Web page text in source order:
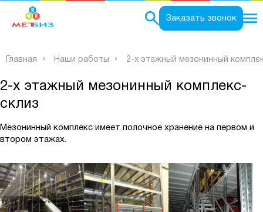
Заказать звонок
Главная Наши работы 2-х этажный мезонинный
2-х этажный мезонинный комплекс-
склиз
Мезонинный комплекс имеет полочное хранение на первом и
втором этажах.